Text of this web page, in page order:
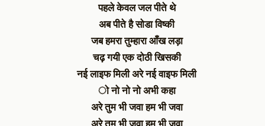
पहले केवल जल पीते थे
अब पीते है सोडा विष्की
जब हमरा तुम्हारा आँख लड़ा
चढ़ गयी एक दोठी खिसकी
नई लाइफ मिली अरे नई वाइफ मिली
ो नो नो नो अभी कहा
अरे तुम भी जवा हम भी जवा